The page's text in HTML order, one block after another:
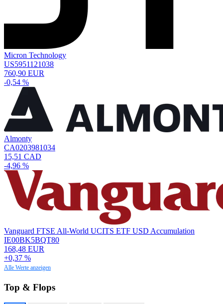
Micron Technology
US5951121038
760,90 EUR
-0,54 %
Almonty
CA0203981034
15,51 CAD
-4,96 %
Vanguard FTSE All-World UCITS ETF USD Accumulation
IE00BK5BQT80
168,48 EUR
+0,37 %
Alle Werte anzeigen
Top & Flops